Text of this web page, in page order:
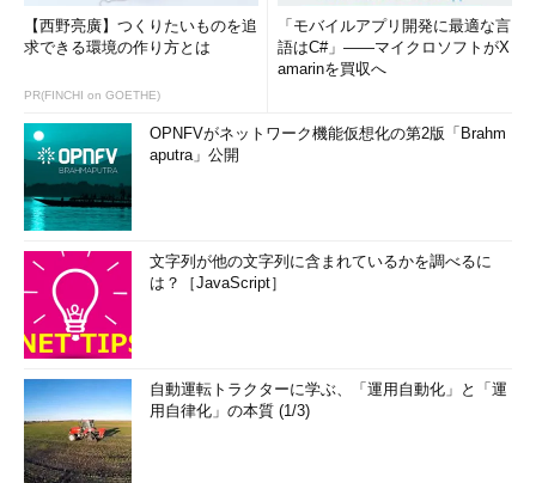
【西野亮廣】つくりたいものを追
求できる環境の作り方とは
PR(FINCHI on GOETHE)
「モバイルアプリ開発に最適な言
語はC#」――マイクロソフトがX
amarinを買収へ
OPNFVがネットワーク機能仮想化の第2版「Brahm
aputra」公開
文字列が他の文字列に含まれているかを調べるに
は？［JavaScript］
自動運転トラクターに学ぶ、「運用自動化」と「運
用自律化」の本質 (1/3)